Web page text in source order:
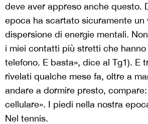
deve aver appreso anche questo.
epoca ha scartato sicuramente un
dispersione di energie mentali.
i miei contatti più stretti che hanno
telefono. E basta», dice al Tg1). E
rivelati qualche mese fa, oltre a
andare a dormire presto,
cellulare». I piedi nella nostra
Nel tennis.